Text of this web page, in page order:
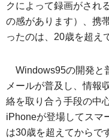
クによって録画がされ
の感があります）、携
ったのは、20歳を超え
Windows95の開発と
メールが普及し、情報
絡を取り合う手段の中
iPhoneが登場してスマ
は30歳を超えてからで